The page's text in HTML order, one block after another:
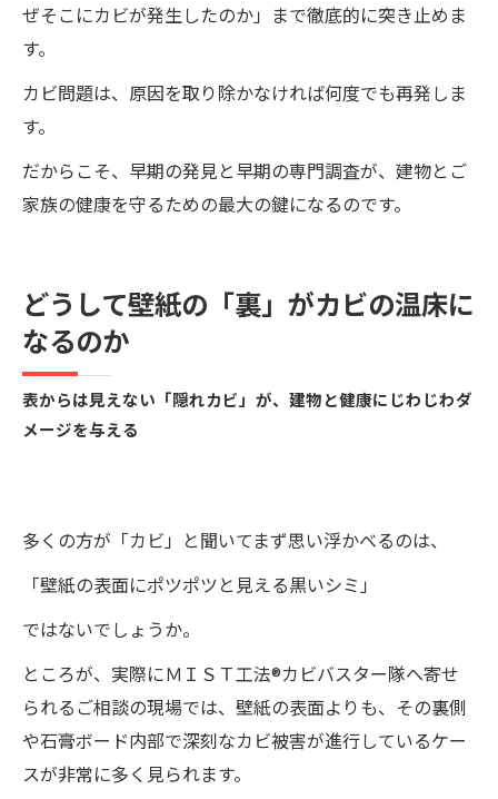
ぜそこにカビが発生したのか」まで徹底的に突き止めま
す。
カビ問題は、原因を取り除かなければ何度でも再発しま
す。
だからこそ、早期の発見と早期の専門調査が、建物とご
家族の健康を守るための最大の鍵になるのです。
どうして壁紙の「裏」がカビの温床に
なるのか
表からは見えない「隠れカビ」が、建物と健康にじわじわダ
メージを与える
多くの方が「カビ」と聞いてまず思い浮かべるのは、
「壁紙の表面にポツポツと見える黒いシミ」
ではないでしょうか。
ところが、実際にＭＩＳＴ工法®カビバスター隊へ寄せ
られるご相談の現場では、壁紙の表面よりも、その裏側
や石膏ボード内部で深刻なカビ被害が進行しているケー
スが非常に多く見られます。